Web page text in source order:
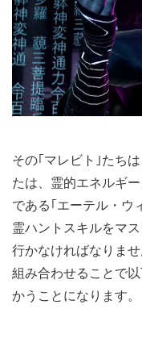
その｢マレビト｣たち
たは、霊的エネルギ
である｢エーテル・ウ
霊ハントスキルをマ
行かなければなりま
組み合わせることで
かうことになります。